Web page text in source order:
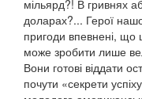
мільярд?! В гривнях
доларах?... Герої
пригоди впевнені, що
може зробити лише
Вони готові віддати
почути «секрети